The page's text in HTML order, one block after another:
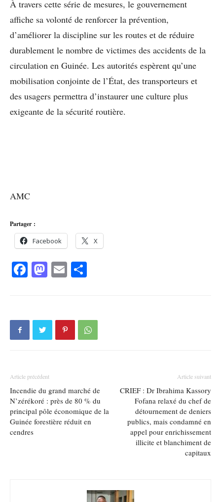
À travers cette série de mesures, le gouvernement
affiche sa volonté de renforcer la prévention,
d’améliorer la discipline sur les routes et de réduire
durablement le nombre de victimes des accidents de la
circulation en Guinée. Les autorités espèrent qu’une
mobilisation conjointe de l’État, des transporteurs et
des usagers permettra d’instaurer une culture plus
exigeante de la sécurité routière.
AMC
Partager :
Facebook X
Facebook
Mastodon
Email
Article précédent
Incendie du grand marché de
N’zérékoré : près de 80 % du
principal pôle économique de la
Guinée forestière réduit en
cendres
Article suivant
CRIEF : Dr Ibrahima Kassory
Fofana relaxé du chef de
détournement de deniers
publics, mais condamné en
appel pour enrichissement
illicite et blanchiment de
capitaux